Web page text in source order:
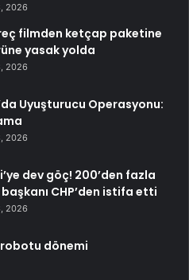
2026
filmden ketçap paketine
yasak yolda
2026
Uyuşturucu Operasyonu:
2026
dev göç! 200’den fazla
CHP’den istifa etti
2026
robotu dönemi